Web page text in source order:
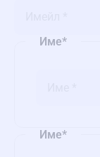
Име*
Име*